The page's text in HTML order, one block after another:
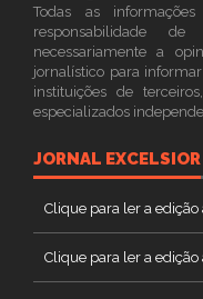
Todas as
responsabilidade
necessariamente a
jornalístico para
instituições de
especializados
JORNAL EXCELSIOR
Clique para ler a edição
Clique para ler a edição